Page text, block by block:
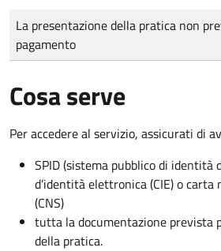
Tipo di pagamento
Importo
La presentazione della pratica non
pagamento
Cosa serve
Per accedere al servizio, assicurati di
SPID (sistema pubblico di identità
d’identità elettronica (CIE) o carta
(CNS)
tutta la documentazione prevista
della pratica.